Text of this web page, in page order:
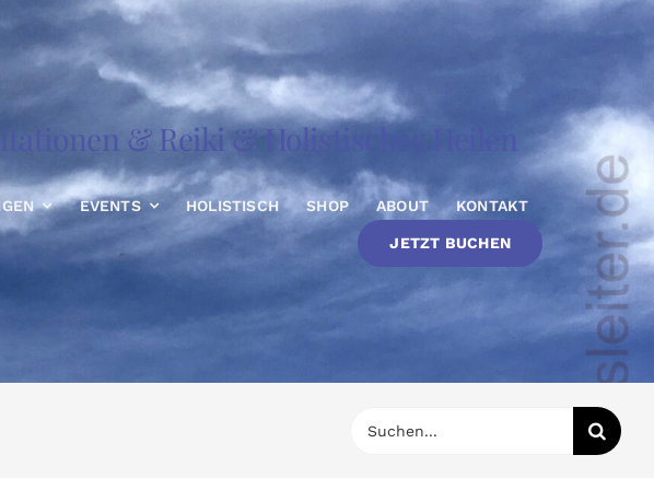
& Reiki & Holistisches Heilen
EVENTS HOLISTISCH SHOP ABOUT KONTAKT
JETZT BUCHEN